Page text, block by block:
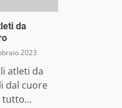
da
2023
atleti da
dal cuore
tutto...